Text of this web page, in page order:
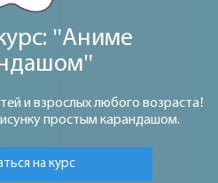
"Аниме
и взрослых любого возраста!
простым карандашом.
на курс